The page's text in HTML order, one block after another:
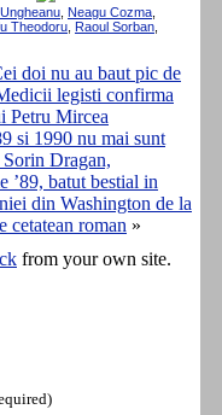
Neagu Cozma
Theodoru Raoul Sorban
doi nu au baut pic de
legisti confirma
Petru Mircea
si 1990 nu mai sunt
Dragan,
’89, batut bestial in
din Washington de la
cetatean roman »
from your own site.